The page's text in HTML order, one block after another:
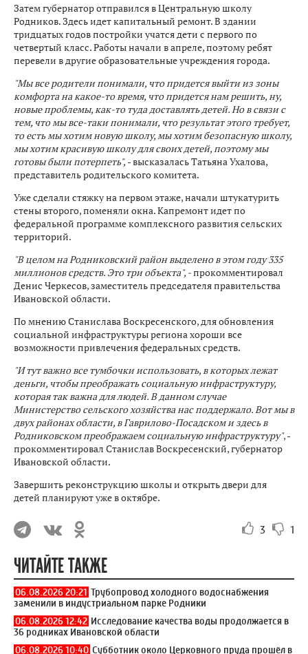
Затем губернатор отправился в Центральную школу
Родников. Здесь идет капитальный ремонт. В здании
тридцатых годов постройки учатся дети с первого по
четвертый класс. Работы начали в апреле, поэтому ребят
перевели в другие образовательные учреждения города.
"Мы все родители понимали, что придется выйти из зоны
комфорта на какое-то время, что придется нам решить, ну,
новые проблемы, как-то туда доставлять детей. Но в связи с
тем, что мы все-таки понимали, что результат этого требует,
то есть мы хотим новую школу, мы хотим безопасную школу,
мы хотим красивую школу для своих детей, поэтому мы
готовы были потерпеть", - высказалась Татьяна Ухалова,
представитель родительского комитета.
Уже сделали стяжку на первом этаже, начали штукатурить
стены второго, поменяли окна. Капремонт идет по
федеральной программе комплексного развития сельских
территорий.
"В целом на Родниковский район выделено в этом году 335
миллионов средств. Это три объекта", -прокомментировал
Денис Черкесов, заместитель председателя правительства
Ивановской области.
По мнению Станислава Воскресенского, для обновления
социальной инфраструктуры региона хороши все
возможности привлечения федеральных средств.
"И тут важно все тумбочки использовать, в которых лежат
деньги, чтобы преображать социальную инфраструктуру,
которая так важна для людей. В данном случае
Министерство сельского хозяйства нас поддержало. Вот мы в
двух районах области, в Гаврилово-Посадском и здесь в
Родниковском преображаем социальную инфраструктуру", -
прокомментировал Станислав Воскресенский, губернатор
Ивановской области.
Завершить реконструкцию школы и открыть двери для
детей планируют уже в октябре.
3 1
ЧИТАЙТЕ ТАКЖЕ
06.08.2026 20:21 Трубопровод холодного водоснабжения
заменили в индустриальном парке Родники
06.08.2026 12:42 Исследование качества воды продолжается в
36 родниках Ивановской области
06.08.2026 10:40 Субботник около Церковного пруда прошёл в